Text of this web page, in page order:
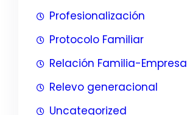
Profesionalización
Protocolo Familiar
Relación Familia-Empresa
Relevo generacional
Uncategorized